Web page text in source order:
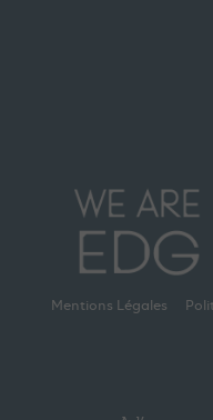
Mentions Légales